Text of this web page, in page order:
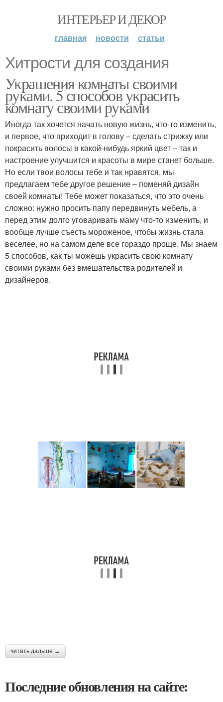
ИНТЕРЬЕР И ДЕКОР
главная новости статьи
Хитрости для создания
Украшения комнаты своими
руками. 5 способов украсить
комнату своими руками
Иногда так хочется начать новую жизнь, что-то изменить,
и первое, что приходит в голову – сделать стрижку или
покрасить волосы в какой-нибудь яркий цвет – так и
настроение улучшится и красоты в мире станет больше.
Но если твои волосы тебе и так нравятся, мы
предлагаем тебе другое решение – поменяй дизайн
своей комнаты! Тебе может показаться, что это очень
сложно: нужно просить папу передвинуть мебель, а
перед этим долго уговаривать маму что-то изменить, и
вообще лучше съесть мороженое, чтобы жизнь стала
веселее, но на самом деле все гораздо проще. Мы знаем
5 способов, как ты можешь украсить свою комнату
своими руками без вмешательства родителей и
дизайнеров.
читать дальше →
Последние обновления на сайте: